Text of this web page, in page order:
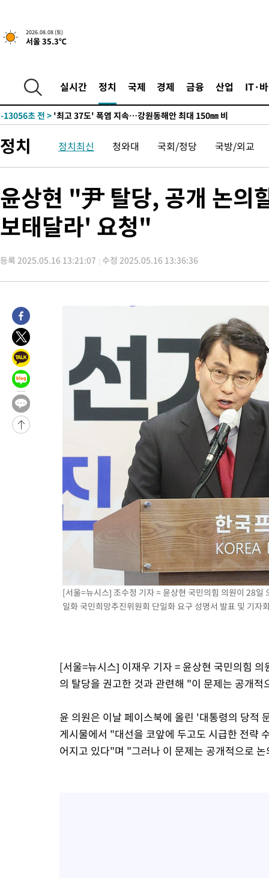
2026.08.08 (토)
서울 35.3℃
실시간 정치 국제 경제 금융 산업 IT·
-6182초 전 >[속보]뉴욕증시 상승 마감…S&P 0.6% 나스닥 1.3%↑
주 날씨]
-25918초 전 >
축구협회 "압수수색·성접대 논란 사과…쇄신의 기회로 삼겠
-24435초 전 >
송"
-13056초 전 > '최고 37도' 폭염 지속…강원동해안 최대 150㎜ 비
-28900초 전 >
극한폭염 한풀 꺾이지만…'낮 최고 35도' 무더위, 열대야 계속
-25918초 전 >축구협회 "압수수색·성접대 논란 사과…쇄신의 기회로 삼겠
송"
-13056초 전 >'최고 37도' 폭염 지속…강원동해안 최대 150㎜ 비
-6182초 전 >[속보]뉴욕증시 상승 마감…S&P 0.6% 나스닥 1.3%↑
정치 정치최신 청와대 국회/정당 국방/외교
윤상현 "尹 탈당, 공개 논
보태달라' 요청"
등록 2025.05.16 13:21:07 수정 2025.05.16 13:36:36
[서울=뉴시스] 조수정 기자 = 윤상현 국민의힘 의원이 28
일화 국민희망추진위원회 단일화 요구 성명서 발표 및 기
[서울=뉴시스] 이재우 기자 = 윤상현 국민의힘
의 탈당을 권고한 것과 관련해 "이 문제는 공개
윤 의원은 이날 페이스북에 올린 '대통령의 당적
게시물에서 "대선을 코앞에 두고도 시급한 전략
어지고 있다"며 "그러나 이 문제는 공개적으로